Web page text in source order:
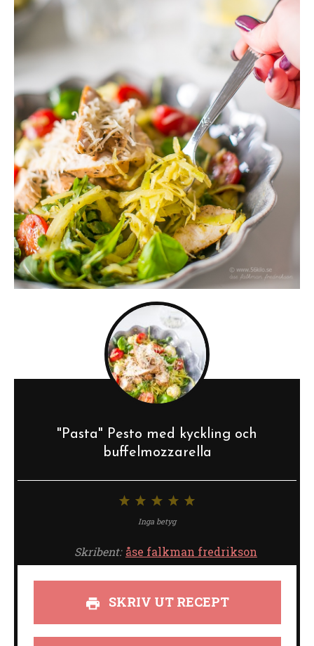
"Pasta" Pesto med kyckling och
buffelmozzarella
5
4
3
stjärnor
2
stjärnor
1
stjärna
Inga betyg
Skribent: åse falkman fredrikson
SKRIV UT RECEPT